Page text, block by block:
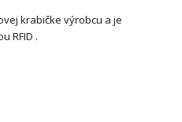
krabičke výrobcu a je
RFID .